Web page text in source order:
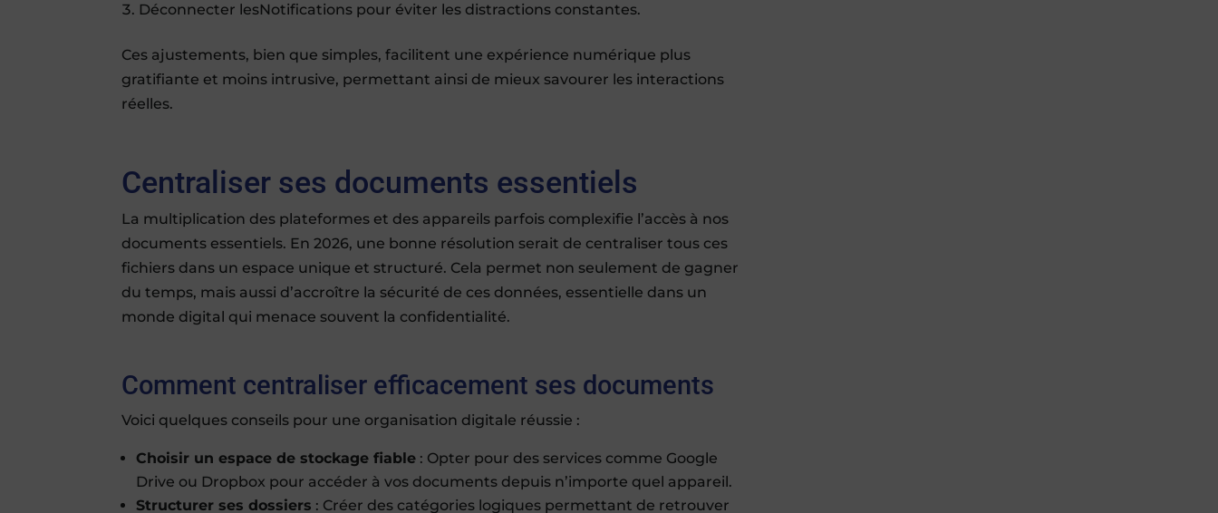
Déconnecter lesNotifications pour éviter les distractions constantes.
Ces ajustements, bien que simples, facilitent une expérience numérique plus
gratifiante et moins intrusive, permettant ainsi de mieux savourer les interactions
réelles.
Centraliser ses documents essentiels
La multiplication des plateformes et des appareils parfois complexifie l’accès à nos
documents essentiels. En 2026, une bonne résolution serait de centraliser tous ces
fichiers dans un espace unique et structuré. Cela permet non seulement de gagner
du temps, mais aussi d’accroître la sécurité de ces données, essentielle dans un
monde digital qui menace souvent la confidentialité.
Comment centraliser efficacement ses documents
Voici quelques conseils pour une organisation digitale réussie :
Choisir un espace de stockage fiable : Opter pour des services comme Google
Drive ou Dropbox pour accéder à vos documents depuis n’importe quel appareil.
Structurer ses dossiers : Créer des catégories logiques permettant de retrouver